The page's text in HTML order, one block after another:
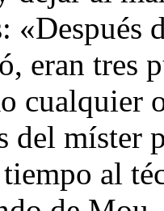
«Después
eran tres
cualquier
del míster
tiempo al